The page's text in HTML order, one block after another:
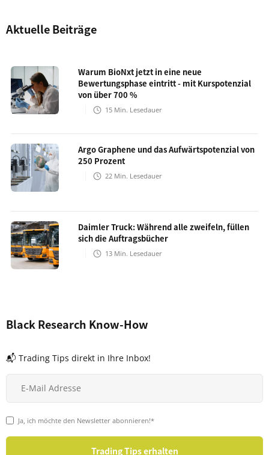
Aktuelle Beiträge
Warum BioNxt jetzt in eine neue
Bewertungsphase eintritt - mit Kurspotenzial
von über 700 %
15 Min. Lesedauer
Argo Graphene und das Aufwärtspotenzial von
250 Prozent
22 Min. Lesedauer
Daimler Truck: Während alle zweifeln, füllen
sich die Auftragsbücher
13 Min. Lesedauer
Black Research Know-How
📬 Trading Tips direkt in Ihre Inbox!
Ja, ich möchte den Newsletter abonnieren!*